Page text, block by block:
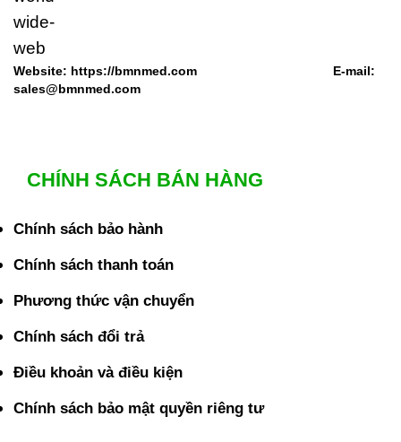
Website: https://bmnmed.com E-mail:
sales@bmnmed.com
CHÍNH SÁCH BÁN HÀNG
Chính sách bảo hành
Chính sách thanh toán
Phương thức vận chuyển
Chính sách đổi trả
Điều khoản và điều kiện
Chính sách bảo mật quyền riêng tư